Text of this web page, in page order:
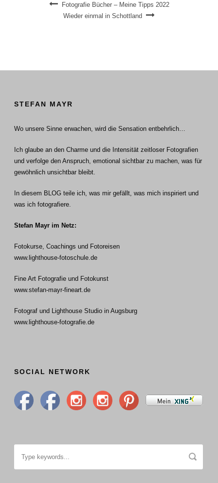
Fotografie Bücher – Meine Tipps 2022
Wieder einmal in Schottland
STEFAN MAYR
Wo unsere Sinne erwachen, wird die Sensation entbehrlich…
Ich glaube an den Charme und die Intensität zeitloser Fotografien
und verfolge den Anspruch, emotional sichtbar zu machen, was für
gewöhnlich unsichtbar bleibt.
In diesem BLOG teile ich, was mir gefällt, was mich inspiriert und
was ich fotografiere.
Stefan Mayr im Netz:
Fotokurse, Coachings und Fotoreisen
www.lighthouse-fotoschule.de
Fine Art Fotografie und Fotokunst
www.stefan-mayr-fineart.de
Fotograf und Lighthouse Studio in Augsburg
www.lighthouse-fotografie.de
SOCIAL NETWORK